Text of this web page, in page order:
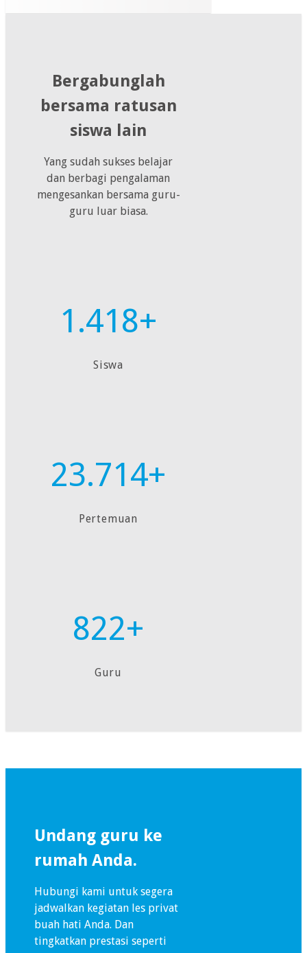
Bergabunglah
bersama ratusan
siswa lain
Yang sudah sukses belajar
dan berbagi pengalaman
mengesankan bersama guru-
guru luar biasa.
1.418+
Siswa
23.714+
Pertemuan
822+
Guru
Undang guru ke
rumah Anda.
Hubungi kami untuk segera
jadwalkan kegiatan les privat
buah hati Anda. Dan
tingkatkan prestasi seperti